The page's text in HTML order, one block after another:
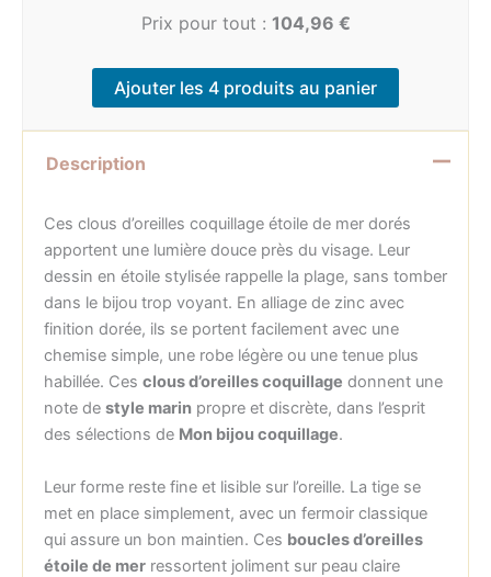
Prix pour tout : 104,96 €
Ajouter les 4 produits au panier
Description
Ces clous d’oreilles coquillage étoile de mer dorés
apportent une lumière douce près du visage. Leur
dessin en étoile stylisée rappelle la plage, sans tomber
dans le bijou trop voyant. En alliage de zinc avec
finition dorée, ils se portent facilement avec une
chemise simple, une robe légère ou une tenue plus
habillée. Ces clous d’oreilles coquillage donnent une
note de style marinpropre et discrète, dans l’esprit
des sélections de Mon bijou coquillage.
Leur forme reste fine et lisible sur l’oreille. La tige se
met en place simplement, avec un fermoir classique
qui assure un bon maintien. Ces boucles d’oreilles
étoile de merressortent joliment sur peau claire